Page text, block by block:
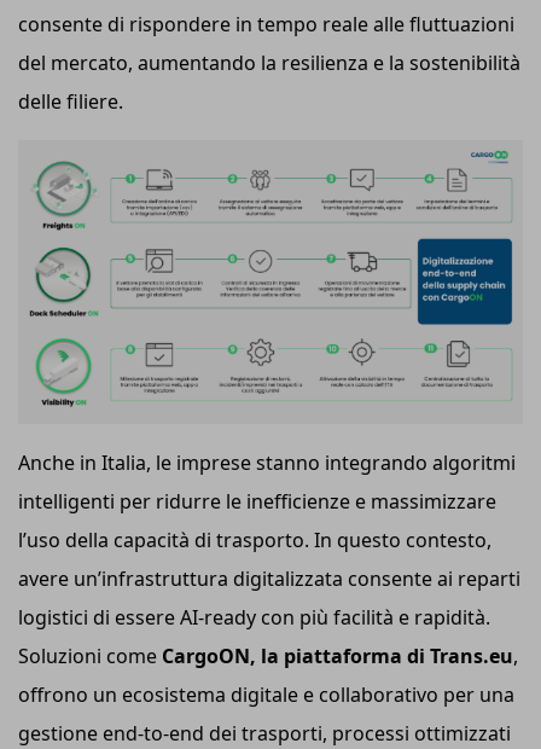
consente di rispondere in tempo reale alle fluttuazioni
del mercato, aumentando la resilienza e la sostenibilità
delle filiere.
Anche in Italia, le imprese stanno integrando algoritmi
intelligenti per ridurre le inefficienze e massimizzare
l’uso della capacità di trasporto. In questo contesto,
avere un’infrastruttura digitalizzata consente ai reparti
logistici di essere AI-ready con più facilità e rapidità.
Soluzioni come CargoON, la piattaforma di Trans.eu,
offrono un ecosistema digitale e collaborativo per una
gestione end-to-end dei trasporti, processi ottimizzati